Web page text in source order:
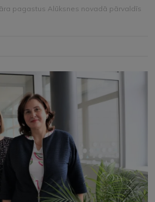
pagastus Alūksnes novadā pārvaldīs